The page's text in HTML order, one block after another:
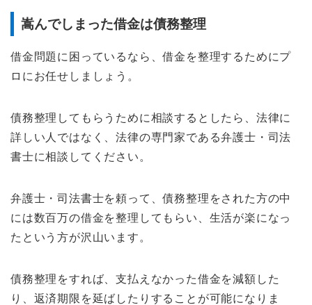
嵩んでしまった借金は債務整理
借金問題に困っているなら、借金を整理するためにプ
ロにお任せしましょう。
債務整理してもらうために相談するとしたら、法律に
詳しい人ではなく、法律の専門家である弁護士・司法
書士に相談してください。
弁護士・司法書士を頼って、債務整理をされた方の中
には数百万の借金を整理してもらい、生活が楽になっ
たという方が沢山います。
債務整理をすれば、支払えなかった借金を減額した
り、返済期限を延ばしたりすることが可能になりま